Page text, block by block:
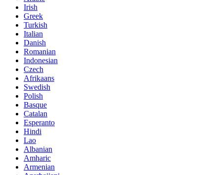
Irish
Greek
Turkish
Italian
Danish
Romanian
Indonesian
Czech
Afrikaans
Swedish
Polish
Basque
Catalan
Esperanto
Hindi
Lao
Albanian
Amharic
Armenian